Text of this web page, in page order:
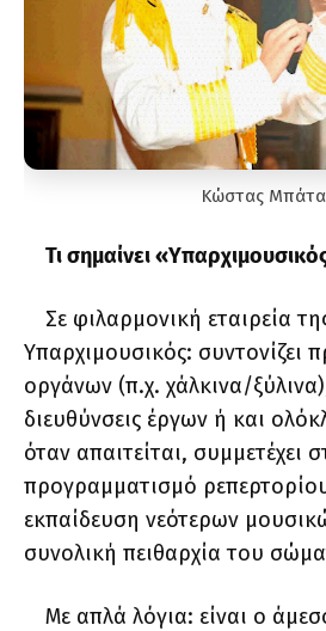
Κώστας
Τι σημαίνει
Σε φιλαρμονική εταιρεία
Υπαρχιμουσικός: συντονίζει
οργάνων (π.χ. χάλκινα/
διευθύνσεις έργων ή και
όταν απαιτείται, συμμετέχει
προγραμματισμό
εκπαίδευση νεότερων
συνολική πειθαρχία του
Με απλά λόγια: είναι ο